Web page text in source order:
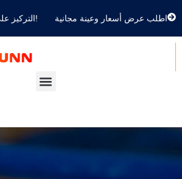
التركيز على اتصال الألياف البصرية! اطلب عرض أسعار وعينة مجانية